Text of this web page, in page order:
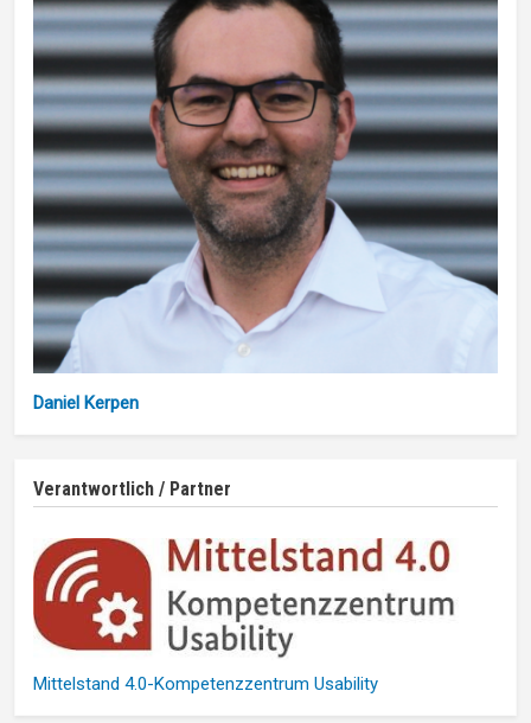
Daniel Kerpen
Verantwortlich / Partner
Mittelstand 4.0-Kompetenzzentrum Usability